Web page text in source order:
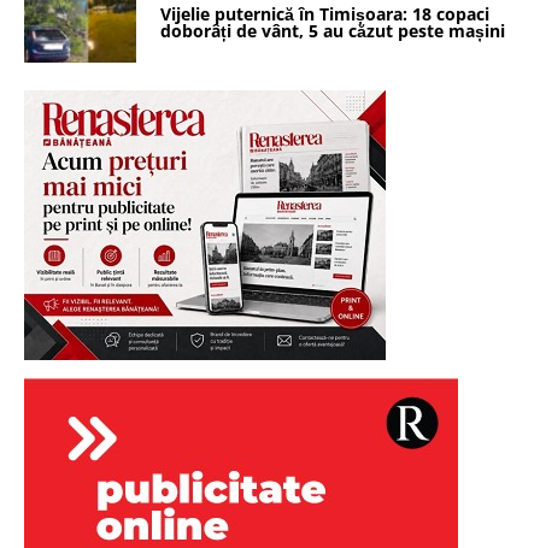
Vijelie puternică în Timișoara: 18 copaci
doborâți de vânt, 5 au căzut peste mașini